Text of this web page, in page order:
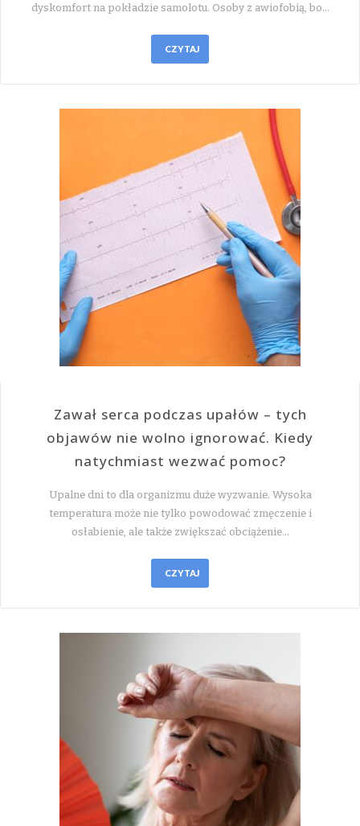
dyskomfort na pokładzie samolotu. Osoby z awiofobią, bo…
CZYTAJ
Zawał serca podczas upałów – tych
objawów nie wolno ignorować. Kiedy
natychmiast wezwać pomoc?
Upalne dni to dla organizmu duże wyzwanie. Wysoka
temperatura może nie tylko powodować zmęczenie i
osłabienie, ale także zwiększać obciążenie…
CZYTAJ